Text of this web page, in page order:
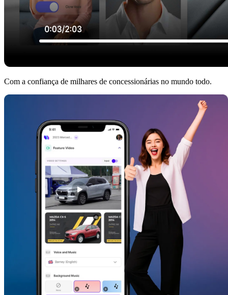
Com a confiança de milhares de concessionárias no mundo todo.